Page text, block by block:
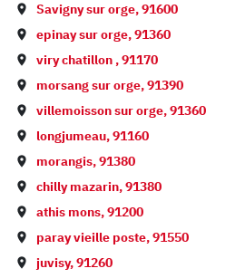
Savigny sur orge,91600
epinay sur orge,91360
viry chatillon ,91170
morsang sur orge,91390
villemoisson sur orge,91360
longjumeau,91160
morangis,91380
chilly mazarin,91380
athis mons,91200
paray vieille poste,91550
juvisy,91260